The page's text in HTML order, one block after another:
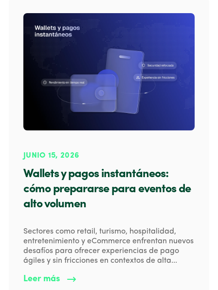
JUNIO 15, 2026
Wallets y pagos instantáneos:
cómo prepararse para eventos de
alto volumen
Sectores como retail, turismo, hospitalidad,
entretenimiento y eCommerce enfrentan nuevos
desafíos para ofrecer experiencias de pago
ágiles y sin fricciones en contextos de alta...
Leer más